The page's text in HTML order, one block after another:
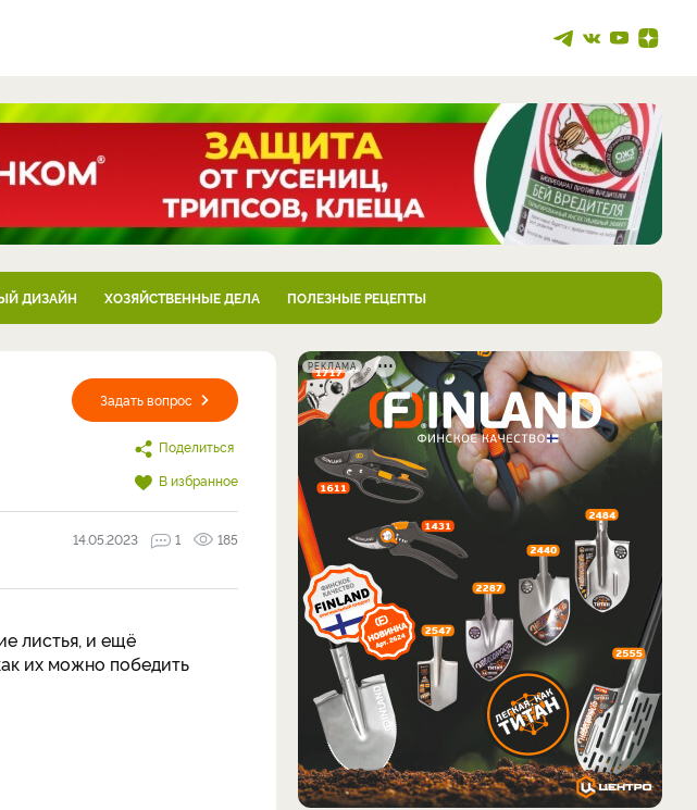
ДИЗАЙН ХОЗЯЙСТВЕННЫЕ ДЕЛА ПОЛЕЗНЫЕ РЕЦЕПТЫ
Задать вопрос
Поделиться
В избранное
14.05.2023 1 185
листья, и ещё
их можно победить
РЕКЛАМА